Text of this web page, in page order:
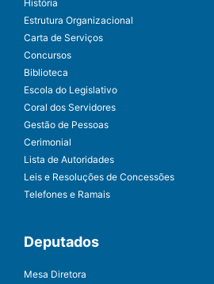
História
Estrutura Organizacional
Carta de Serviços
Concursos
Biblioteca
Escola do Legislativo
Coral dos Servidores
Gestão de Pessoas
Cerimonial
Lista de Autoridades
Leis e Resoluções de Concessões
Telefones e Ramais
Deputados
Mesa Diretora